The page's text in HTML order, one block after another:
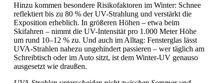
Hinzu kommen besondere Risikofaktoren im Winter: Schnee
reflektiert bis zu 80 % der UV-Strahlung und verstärkt die
Exposition erheblich. In größeren Höhen – etwa beim
Skifahren – nimmt die UV-Intensität pro 1.000 Meter Höhe
um rund 10–12 % zu. Und auch im Alltag: Fensterglas lässt
UVA-Strahlen nahezu ungehindert passieren – wer täglich am
Schreibtisch oder im Auto sitzt, ist dem Winter-UV genauso
ausgesetzt wie draußen.